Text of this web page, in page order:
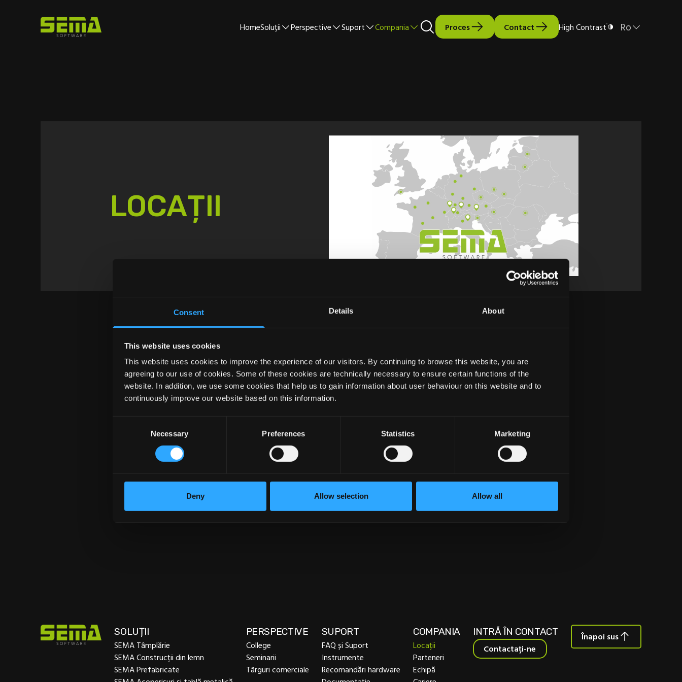
Consent Details About
This website uses cookies
This website uses cookies to improve the experience of our visitors. By continuing to browse this website, you are
agreeing to our use of cookies. Some of these cookies are technically necessary to ensure certain functions of the
website. In addition, we use some cookies that help us to gain information about user behaviour on this website and to
continuously improve our website based on this information.
Necessary Preferences Statistics Marketing
Deny Allow selection Allow all
HomeSoluții Perspective Suport Compania Proces Contact High Contrast Ro
LOCAȚII
PENTRU ÎNTREBĂRI
SUPLIMENTARE, VĂ RUGĂM SĂ
NE CONTACTAȚI
Contactați-ne
SOLUȚII
SEMA Tâmplărie
SEMA Construcții din lemn
SEMA Prefabricate
PERSPECTIVE
College
Seminarii
Târguri comerciale
SUPORT
FAQ și Suport
Instrumente
Recomandări hardware
COMPANIA
Locații
Parteneri
Echipă
INTRĂ ÎN CONTACT
Contactați-ne
Înapoi sus